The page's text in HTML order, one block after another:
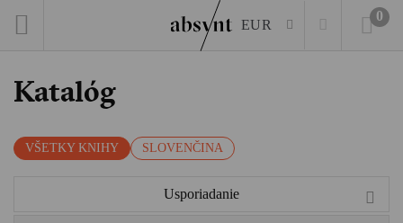
EUR
0
Katalóg
VŠETKY KNIHY SLOVENČINA
Usporiadanie